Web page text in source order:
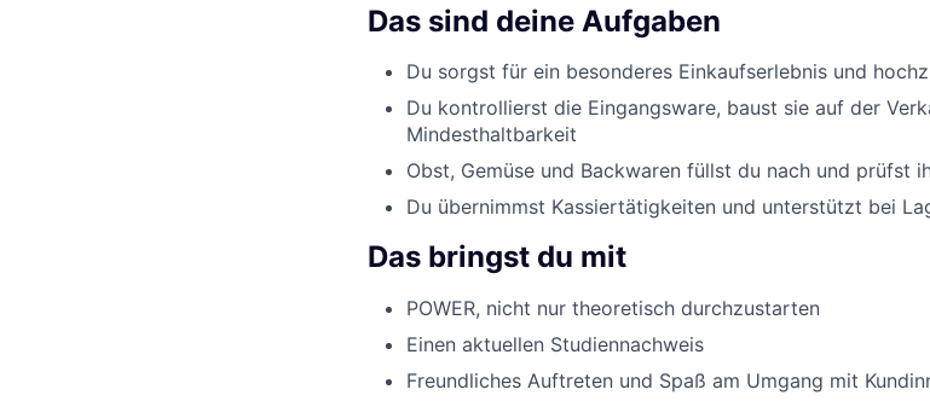
Das sind deine Aufgaben
Du sorgst für ein besonderes Einkaufserlebnis und
Du kontrollierst die Eingangsware, baust sie auf der
Mindesthaltbarkeit
Obst, Gemüse und Backwaren füllst du nach und prüfst
Du übernimmst Kassiertätigkeiten und unterstützt bei
Das bringst du mit
POWER, nicht nur theoretisch durchzustarten
Einen aktuellen Studiennachweis
Freundliches Auftreten und Spaß am Umgang mit